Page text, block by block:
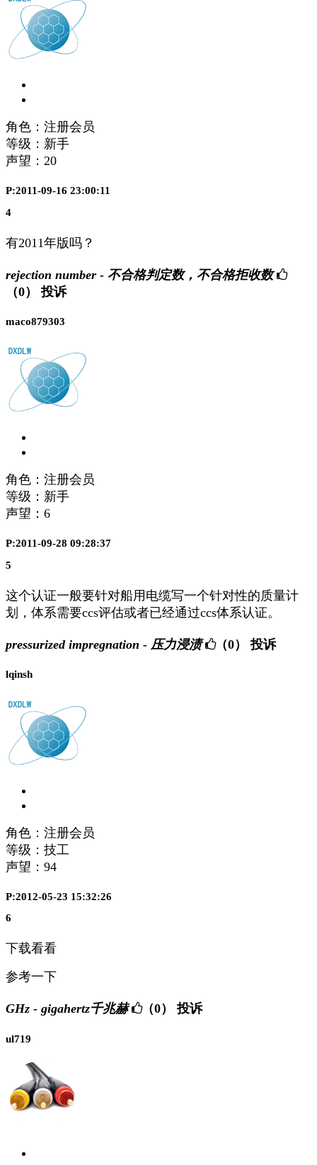
角色：注册会员
等级：新手
声望： 20
P:2011-09-16 23:00:11
4
有2011年版吗？
rejection number - 不合格判定数，不合格拒收数
（0）
投诉
maco879303
角色：注册会员
等级：新手
声望： 6
P:2011-09-28 09:28:37
5
这个认证一般要针对船用电缆写一个针对性的质量计
划，体系需要ccs评估或者已经通过ccs体系认证。
pressurized impregnation - 压力浸渍 （0） 投诉
lqinsh
角色：注册会员
等级：技工
声望： 94
P:2012-05-23 15:32:26
6
下载看看
参考一下
GHz - gigahertz千兆赫 （0） 投诉
ul719